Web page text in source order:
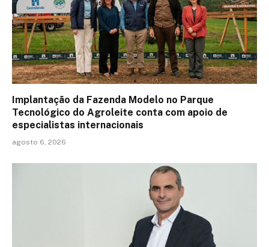
Implantação da Fazenda Modelo no Parque
Tecnológico do Agroleite conta com apoio de
especialistas internacionais
agosto 6, 2026